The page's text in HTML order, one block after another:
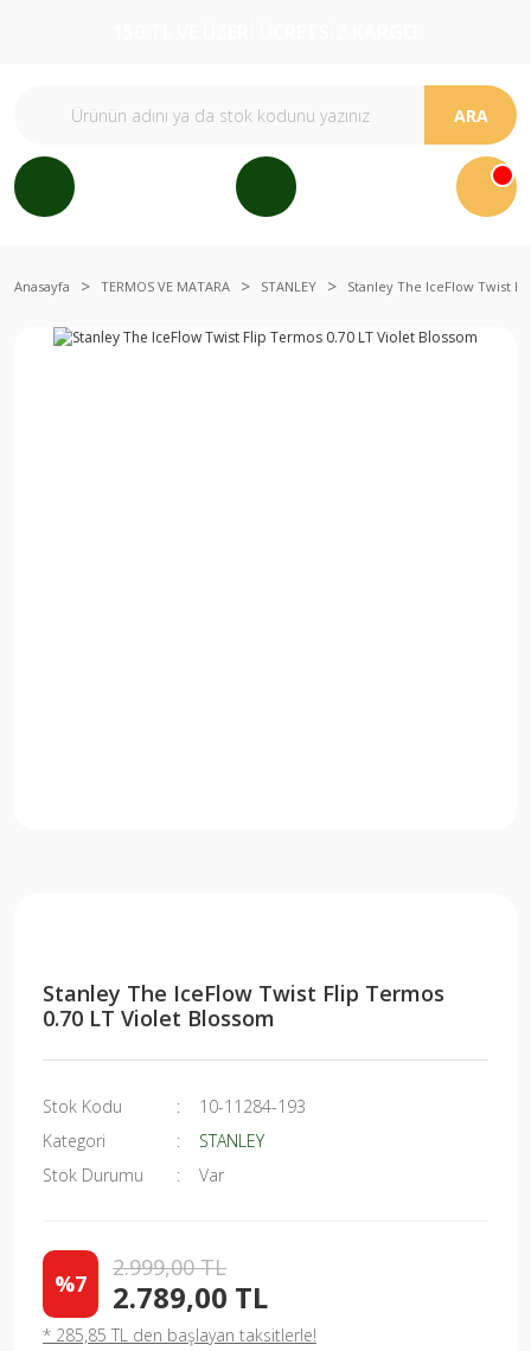
ARA
Anasayfa TERMOS VE MATARA STANLEY Stanley The IceFlow Twist
Stanley The IceFlow Twist Flip Termos
0.70 LT Violet Blossom
Stok Kodu
10-11284-193
Kategori
STANLEY
Stok Durumu
Var
%7
2.999,00 TL
2.789,00 TL
* 285,85 TL den başlayan taksitlerle!